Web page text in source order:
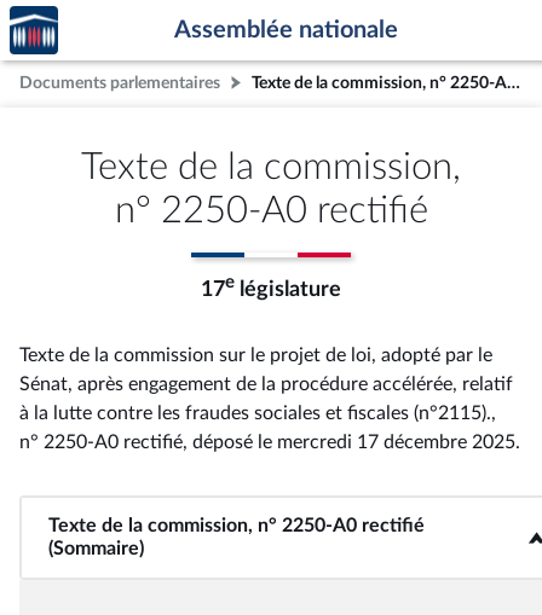
Aller au contenu
Aller en bas de la page
Accèder
à la
page
d'accueil
Assemblée nationale
Documents parlementaires Texte de la commission, n° 2250-A0 rectifié
Texte de la commission,
n° 2250-A0 rectifié
17e législature
Texte de la commission sur le projet de loi, adopté par le
Sénat, après engagement de la procédure accélérée, relatif
à la lutte contre les fraudes sociales et fiscales (n°2115).,
n° 2250-A0 rectifié, déposé le mercredi 17 décembre 2025.
Texte de la commission, n° 2250-A0 rectifié
(Sommaire)
<b>Texte de la commission, n° 2250-A0 rectifié